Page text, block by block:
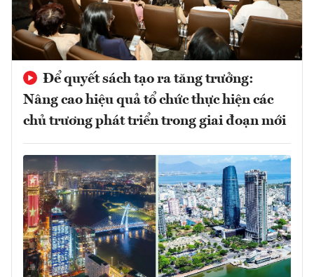
Để quyết sách tạo ra tăng trưởng:
Nâng cao hiệu quả tổ chức thực hiện các
chủ trương phát triển trong giai đoạn mới